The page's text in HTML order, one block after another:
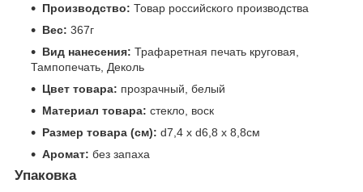
Производство: Товар российского производства
Вес: 367г
Вид нанесения: Трафаретная печать круговая,
Тампопечать, Деколь
Цвет товара: прозрачный, белый
Материал товара: стекло, воск
Размер товара (см): d7,4 х d6,8 х 8,8см
Аромат: без запаха
Упаковка